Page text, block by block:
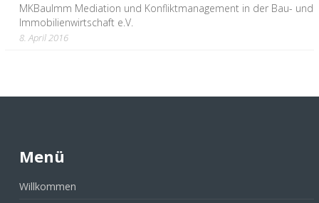
MKBauImm Mediation und Konfliktmanagement in der Bau- und
Immobilienwirtschaft e.V.
8. April 2016
Menü
Willkommen